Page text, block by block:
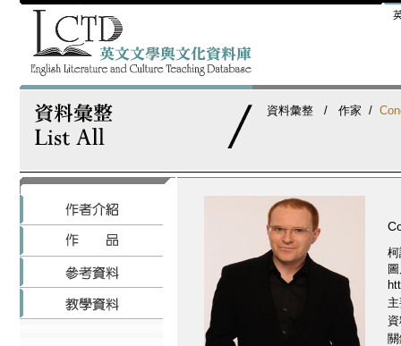
資料彙整 / 作家 /
柯